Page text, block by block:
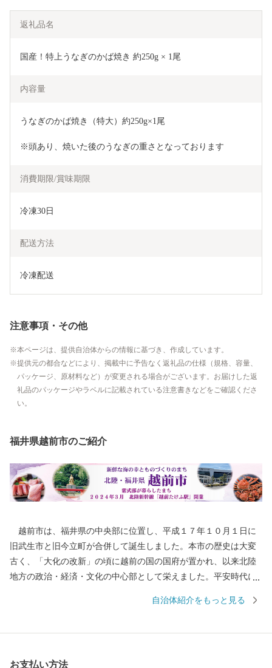
返礼品名
国産！特上うなぎのかば焼き 約250g × 1尾
内容量
うなぎのかば焼き（特大）約250g×1尾
※頭あり、焼いた後のうなぎの重さとなっております
消費期限/賞味期限
冷凍30日
配送方法
冷凍配送
注意事項・その他
本ページは、提供自治体からの情報に基づき、作成しています。
提供元の都合などにより、掲載中に予告なく返礼品の仕様（規格、容量、
パッケージ、原材料など）が変更される場合がございます。お届けした返
礼品のパッケージやラベルに記載されている注意書きなどをご確認くださ
い。
福井県越前市のご紹介
越前市は、福井県の中央部に位置し、平成１７年１０月１日に
旧武生市と旧今立町が合併して誕生しました。本市の歴史は大変
古く、「大化の改新」の頃に越前の国の国府が置かれ、以来北陸
地方の政治・経済・文化の中心部として栄えました。平安時代に
を離れ、多感な少女時代を過ごした地でもあります。 産業面で
自治体紹介をもっと見る
お支払い方法